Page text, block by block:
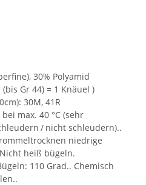
30% Polyamid
(bis Gr 44) = 1 Knäuel )
30M, 41R
max. 40 °C (sehr
/ nicht schleudern)..
niedrige
heiß bügeln.
110 Grad.. Chemisch